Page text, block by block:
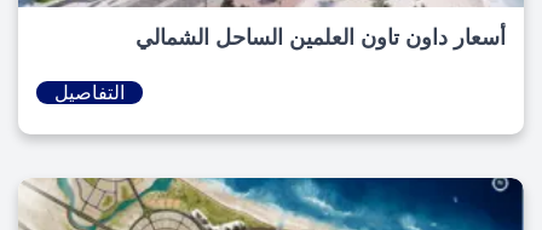
أسعار داون تاون العلمين الساحل الشمالي
التفاصيل